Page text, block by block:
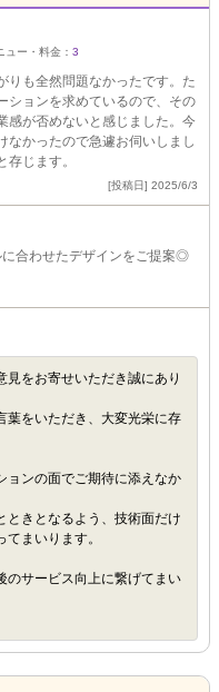
ュー・料金： 3
りも全然問題なかったです。た
ションを求めているので、その
感が否めないと感じました。今
なかったので急遽お伺いしまし
じます。
[投稿日] 2025/6/3
に合わせたデザインをご提案◎
をお寄せいただき誠にあり
葉をいただき、大変光栄に存
ョンの面でご期待に添えなか
ときとなるよう、技術面だけ
まいります。
のサービス向上に繋げてまい